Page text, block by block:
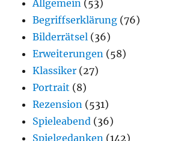
Allgemein (53)
Begriffserklärung (76)
Bilderrätsel (36)
Erweiterungen (58)
Klassiker (27)
Portrait (8)
Rezension (531)
Spieleabend (36)
Spielgedanken (142)